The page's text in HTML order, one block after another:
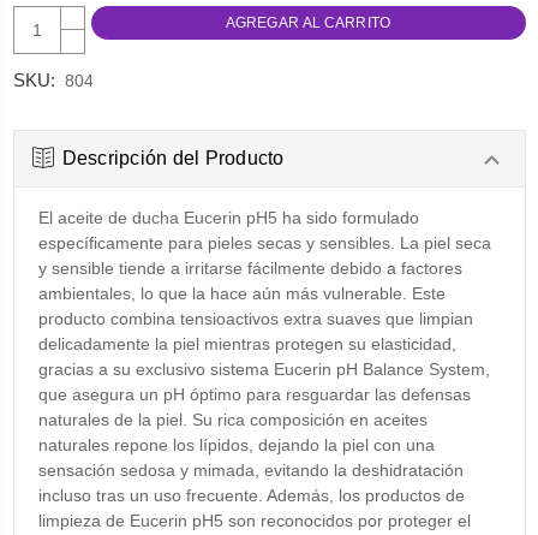
AUMENTAR
CANTIDAD:
DISMINUIR
SKU: 804
Descripción del Producto
El aceite de ducha Eucerin pH5 ha sido formulado
específicamente para pieles secas y sensibles. La piel seca
y sensible tiende a irritarse fácilmente debido a factores
ambientales, lo que la hace aún más vulnerable. Este
producto combina tensioactivos extra suaves que limpian
delicadamente la piel mientras protegen su elasticidad,
gracias a su exclusivo sistema Eucerin pH Balance System,
que asegura un pH óptimo para resguardar las defensas
naturales de la piel. Su rica composición en aceites
naturales repone los lípidos, dejando la piel con una
sensación sedosa y mimada, evitando la deshidratación
incluso tras un uso frecuente. Además, los productos de
limpieza de Eucerin pH5 son reconocidos por proteger el